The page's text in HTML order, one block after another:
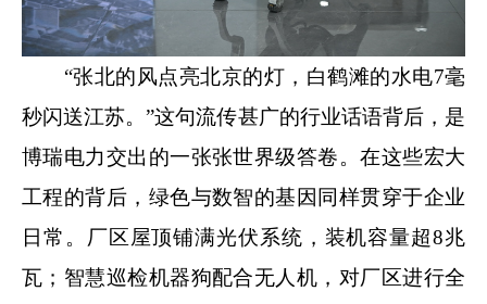
“张北的风点亮北京的灯，白鹤滩的水电7毫
秒闪送江苏。”这句流传甚广的行业话语背后，是
博瑞电力交出的一张张世界级答卷。在这些宏大
工程的背后，绿色与数智的基因同样贯穿于企业
日常。厂区屋顶铺满光伏系统，装机容量超8兆
瓦；智慧巡检机器狗配合无人机，对厂区进行全